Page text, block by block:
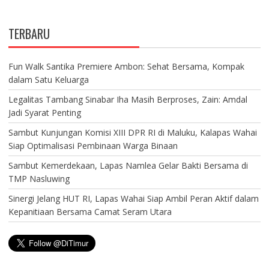
TERBARU
Fun Walk Santika Premiere Ambon: Sehat Bersama, Kompak
dalam Satu Keluarga
Legalitas Tambang Sinabar Iha Masih Berproses, Zain: Amdal
Jadi Syarat Penting
Sambut Kunjungan Komisi XIII DPR RI di Maluku, Kalapas Wahai
Siap Optimalisasi Pembinaan Warga Binaan
Sambut Kemerdekaan, Lapas Namlea Gelar Bakti Bersama di
TMP Nasluwing
Sinergi Jelang HUT RI, Lapas Wahai Siap Ambil Peran Aktif dalam
Kepanitiaan Bersama Camat Seram Utara